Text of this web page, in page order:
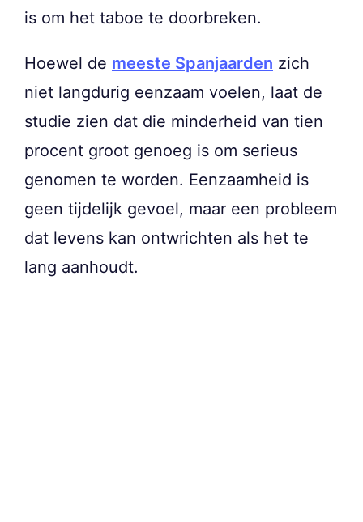
is om het taboe te doorbreken.
Hoewel de meeste Spanjaarden zich
niet langdurig eenzaam voelen, laat de
studie zien dat die minderheid van tien
procent groot genoeg is om serieus
genomen te worden. Eenzaamheid is
geen tijdelijk gevoel, maar een probleem
dat levens kan ontwrichten als het te
lang aanhoudt.